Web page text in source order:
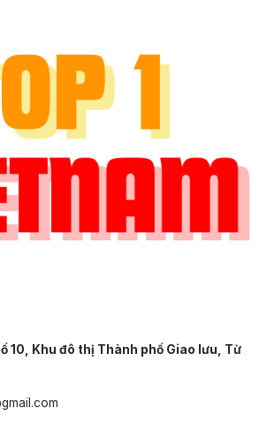
10, Khu đô thị Thành phố Giao lưu, Từ